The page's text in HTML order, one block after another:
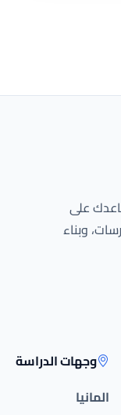
على
وبناء
وجهات الدراسة
المانيا